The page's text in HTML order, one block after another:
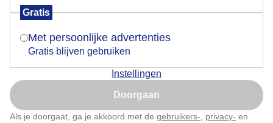
Gratis
Met persoonlijke advertenties
Gratis blijven gebruiken
Instellingen
Doorgaan
Als je doorgaat, ga je akkoord met de gebruikers- privacy- en
Door: Monique Bormans Gemaakt: 05-06-2026, 65x bekeken
Is goed, toon de popup
Nu niet, misschien later
Klik hierom dit aan te passen